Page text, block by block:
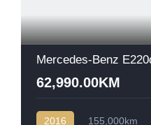
62,990.00KM
2016 155,000km